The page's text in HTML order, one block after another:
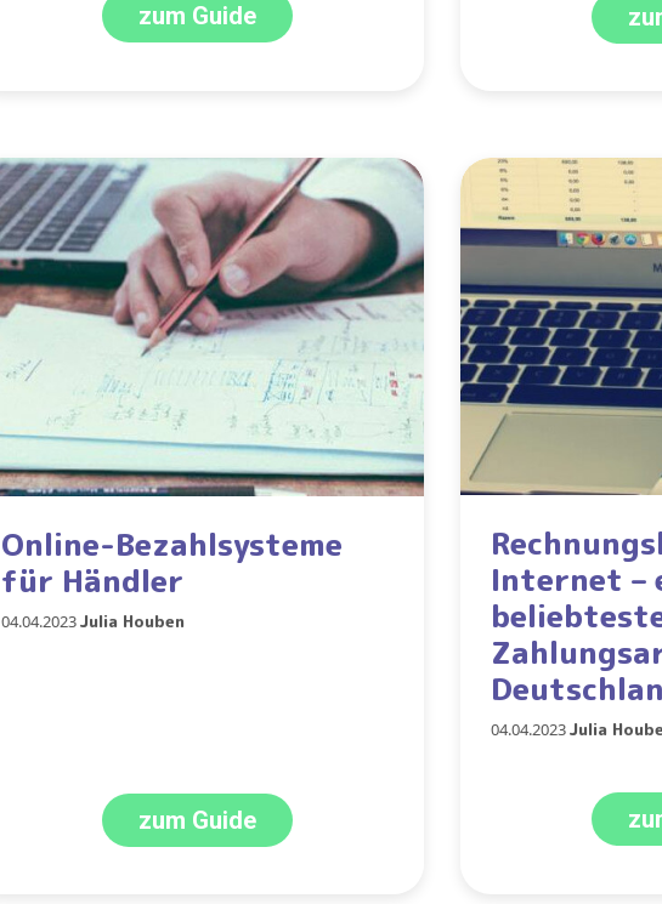
zum Guide
Online-Bezahlsysteme
für Händler
04.04.2023Julia Houben
zum Guide
Internet –
04.04.2023Julia